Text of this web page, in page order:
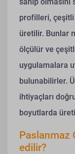
profilleri, çeşitli
üretilir. Bunlar
ölçülür ve
uygulamalara
bulunabilirler.
ihtiyaçları
boyutlarda
Paslanmaz
edilir?